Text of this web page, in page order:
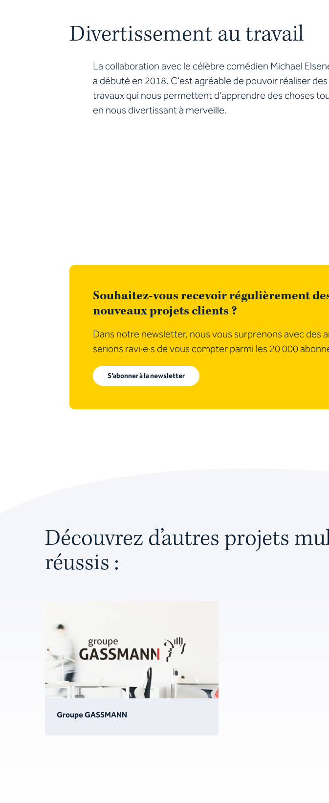
Divertissement au travail
La collaboration avec le célèbre comédien Michael
a débuté en 2018. C’est agréable de pouvoir réaliser des
travaux qui nous permettent d’apprendre des choses
en nous divertissant à merveille.
Souhaitez-vous recevoir régulièrement
nouveaux projets clients ?
Dans notre newsletter, nous vous surprenons avec des
serions ravi·e·s de vous compter parmi les 20 000
S’abonner à la newsletter
Découvrez d’autres projets
réussis :
Groupe GASSMANN